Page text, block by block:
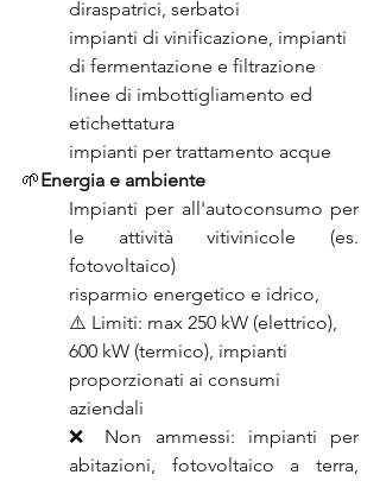
diraspatrici, serbatoi
impianti di vinificazione, impianti
di fermentazione e filtrazione
linee di imbottigliamento ed
etichettatura
impianti per trattamento acque
🌱Energia e ambiente
Impianti per all'autoconsumo per
le attività vitivinicole (es.
fotovoltaico)
risparmio energetico e idrico,
⚠️ Limiti: max 250 kW (elettrico),
600 kW (termico), impianti
proporzionati ai consumi
aziendali
❌ Non ammessi: impianti per
abitazioni, fotovoltaico a terra,